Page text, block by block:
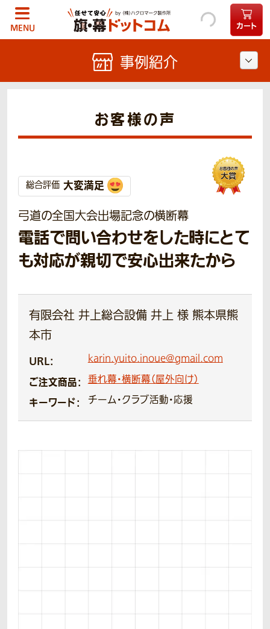
MENU カート
お客様の声
総合評価 大変満足
弓道の全国大会出場記念の横断幕
電話で問い合わせをした時にとて
も対応が親切で安心出来たから
有限会社 井上総合設備 井上 様 熊本県熊
本市
URL： karin.yuito.inoue@gmail.com
ご注文商品： 垂れ幕・横断幕（屋外向け）
キーワード： チーム・クラブ活動・応援
事例紹介